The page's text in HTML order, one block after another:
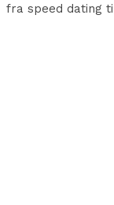
fra speed dating